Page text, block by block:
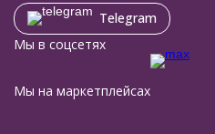
Telegram
Мы в соцсетях
Мы на маркетплейсах